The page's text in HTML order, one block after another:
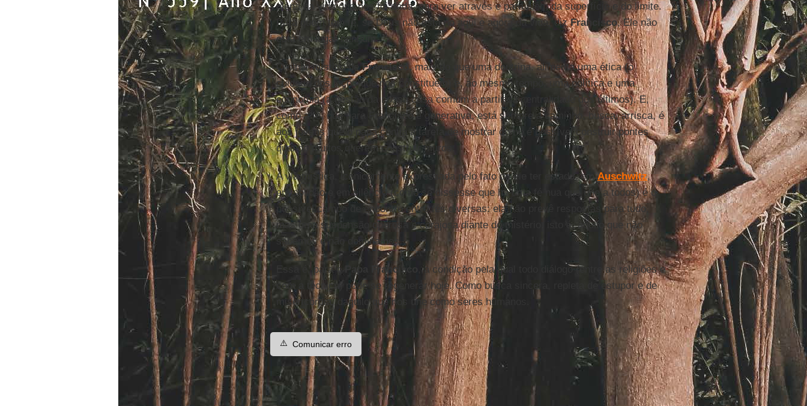
plena na vida que nos foi dada, para ver através e para além da superfície e do limite.
Para quem tem fé, se Deus não está no aqui e agora da vida, dizFrancisco, Ele não
está em lugar nenhum.
O olhar místico deFrancisco, mais do que uma doutrina, alimenta uma ética (o
cuidado dos laços que nos constituem) e, ao mesmo tempo, uma política e uma
economia (a gestão da nossa casa comum a partir da centralidade dos últimos). E,
como a fé, que para Francisco é generativa, está sempre a caminho, busca, arrisca, é
aos jovens que o papa confia a tarefa de mostrar como é possível construir pontes
quando muitos querem construir muros.
A via mística, iconicamente expressada pelo fato de ele ter estado, emAuschwitz,
em solidão e em silêncio (como se dissesse que há uma fé nua que une a todos) é o
possível campo de encontro entre fés diversas: ela não prevê respostas para tudo,
mas uma suspensão operosa e corajosa diante do mistério, isto é, àquilo que não
sabemos e não dominamos.
Essa é, para o Papa Francisco
, a condição pela qual todo diálogo (entre as religiões e
com a técnica) pode se regenerar hoje. Como busca sincera, repleta de estupor e de
misericórdia, daquilo que nos une como seres humanos.
⚠️ Comunicar erro